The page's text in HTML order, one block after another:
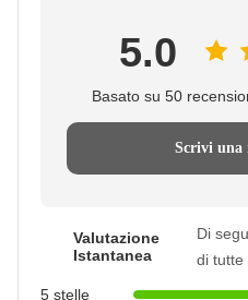
5.0
Basato su 50
Scrivi una
Valutazione
Istantanea
Di
di tutte
5 stelle